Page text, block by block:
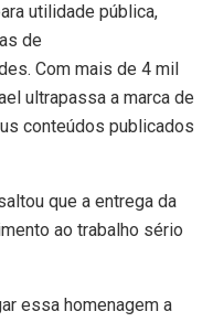
utilidade pública,
de
Com mais de 4 mil
ultrapassa a marca de
conteúdos publicados
que a entrega da
ao trabalho sério
essa homenagem a